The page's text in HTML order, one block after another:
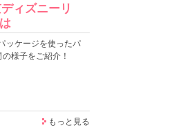
ィズニーリ
ッケージを使ったパ
様子をご紹介！
もっと見る